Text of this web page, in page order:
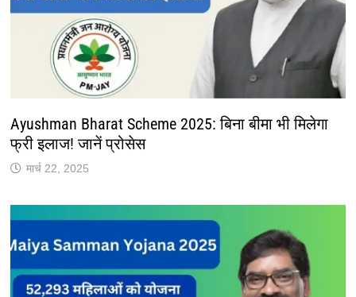
Ayushman Bharat Scheme 2025: बिना बीमा भी मिलेगा
फ्री इलाज! जानें प्रोसेस
मार्च 22, 2025